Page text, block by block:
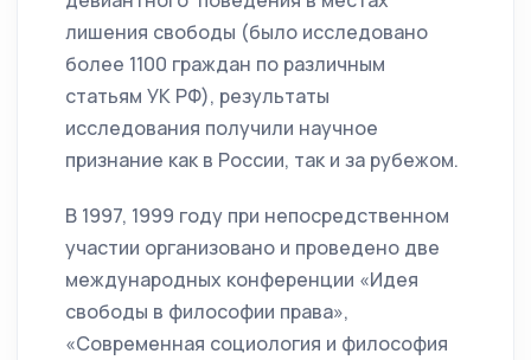
лишения свободы (было исследовано
более 1100 граждан по различным
статьям УК РФ), результаты
исследования получили научное
признание как в России, так и за рубежом.
В 1997, 1999 году при непосредственном
участии организовано и проведено две
международных конференции «Идея
свободы в философии права»,
«Современная социология и философия